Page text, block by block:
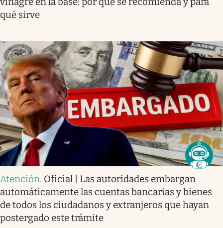
qué sirve
Atención. Oficial | Las autoridades embargan
automáticamente las cuentas bancarias y bienes
de todos los ciudadanos y extranjeros que hayan
postergado este trámite